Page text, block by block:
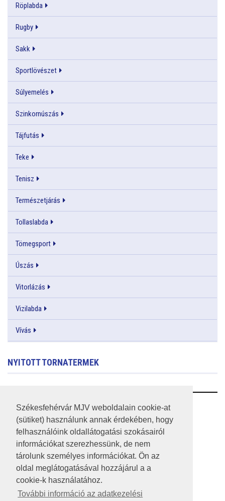
Székesfehérvár MJV weboldalain cookie-at
(sütiket) használunk annak érdekében, hogy
felhasználóink oldallátogatási szokásairól
információkat szerezhessünk, de nem
tárolunk személyes információkat. Ön az
oldal meglátogatásával hozzájárul a a
cookie-k használatához.
További információ az adatkezelési
Röplabda
Rugby
Sakk
Sportlövészet
Súlyemelés
Szinkornúszás
Tájfutás
Teke
Tenisz
Természetjárás
Tollaslabda
Tömegsport
Úszás
Vitorlázás
Vizilabda
Vívás
NYITOTT TORNATERMEK
RSS
A HONLAP 2017.03.31-I ÁLLAPOTA
JOGI NYILATKOZAT
IMPRESSZUM